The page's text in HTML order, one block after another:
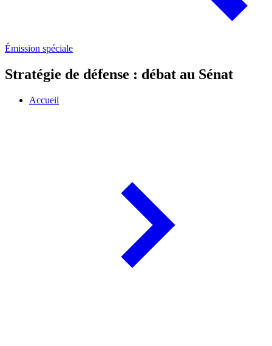
Émission spéciale
Stratégie de défense : débat au Sénat
Accueil